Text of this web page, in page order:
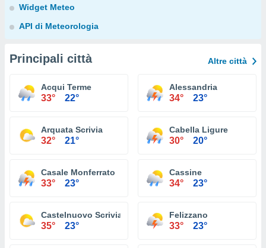
Widget Meteo
API di Meteorologia
Principali città Altre città
Acqui Terme
33° 22°
Alessandria
34° 23°
Arquata Scrivia
32° 21°
Cabella Ligure
30° 20°
Casale Monferrato
33° 23°
Cassine
34° 23°
Castelnuovo Scrivia
35° 23°
Felizzano
33° 23°